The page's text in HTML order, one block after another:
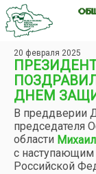
20 февраля 2025
ДНЕМ
В преддверии
председателя
области
с наступающим
Российской